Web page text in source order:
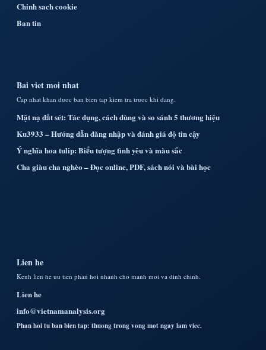
Chinh sach cookie
Ban tin
Bai viet moi nhat
Cap nhat khan duoc ban bien tap kiem tra truoc khi dang.
Mặt nạ đất sét: Tác dụng, cách dùng và so sánh 5 thương hiệu
Ku3933 – Hướng dẫn đăng nhập và đánh giá độ tin cậy
Ý nghĩa hoa tulip: Biểu tượng tình yêu và màu sắc
Cha giàu cha nghèo – Đọc online, PDF, sách nói và bài học
Lien he
Kenh lien he uu tien phan hoi nhanh cho manh moi va dinh chinh.
Lien he
info@vietnamanalysis.org
Phan hoi tu ban bien tap: thuong trong vong mot ngay lam viec.